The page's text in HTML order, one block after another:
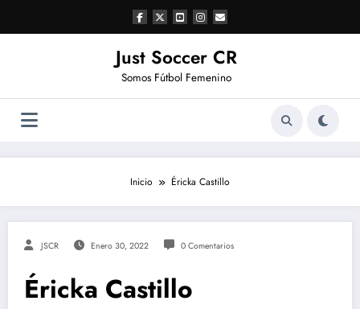
contenido
Just Soccer CR
Somos Fútbol Femenino
Inicio Éricka Castillo
JSCR Enero 30, 2022 0 Comentarios
Éricka Castillo